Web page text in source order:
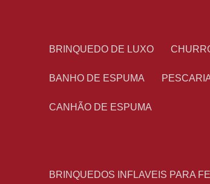
BRINQUEDO DE LUXO
BANHO DE ESPUMA
CANHÃO DE ESPUMA
BRINQUEDOS INFLAVEIS PARA